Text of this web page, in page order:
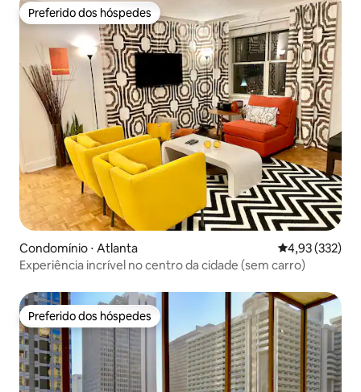
Preferido dos hóspedes
Preferido dos hóspedes
Condomínio ⋅ Atlanta 4,93 de uma
4,93 (332)
Experiência incrível no centro da cidade (sem carro)
Preferido dos hóspedes
Preferido dos hóspedes